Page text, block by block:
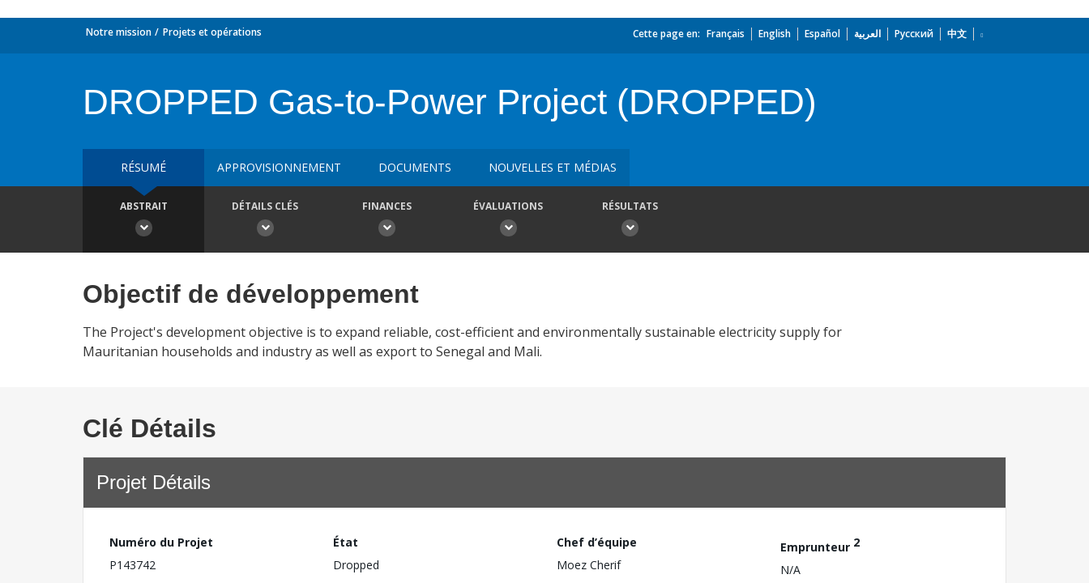
Notre mission Projets et opérations Cette page en: Français English Español العربية Русский 中文
DROPPED Gas-to-Power Project (DROPPED)
RÉSUMÉ APPROVISIONNEMENT DOCUMENTS NOUVELLES ET MÉDIAS
ABSTRAIT DÉTAILS CLÉS FINANCES ÉVALUATIONS RÉSULTATS
Objectif de développement
The Project's development objective is to expand reliable, cost-efficient and environmentally sustainable electricity supply for
Mauritanian households and industry as well as export to Senegal and Mali.
Clé Détails
Projet Détails
Numéro du Projet
P143742
État
Dropped
Chef d’équipe
Moez Cherif
Emprunteur 2
N/A